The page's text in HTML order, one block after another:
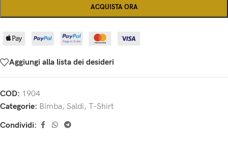
ACQUISTA ORA
Aggiungi alla lista dei desideri
COD: 1904
Categorie: Bimba, Saldi, T-Shirt
Condividi: